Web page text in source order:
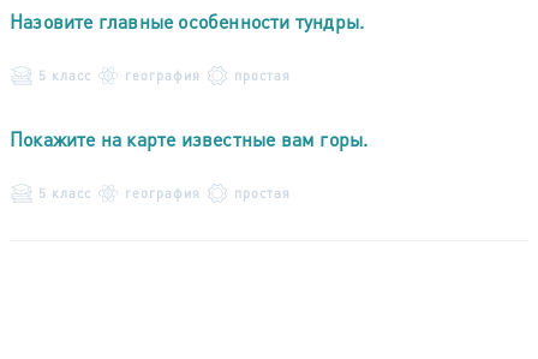
Назовите главные особенности тундры.
5 класс география простая
Покажите на карте известные вам горы.
5 класс география простая